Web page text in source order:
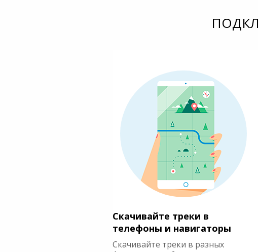
Скачивайте треки в
телефоны и навигаторы
Скачивайте треки в разных